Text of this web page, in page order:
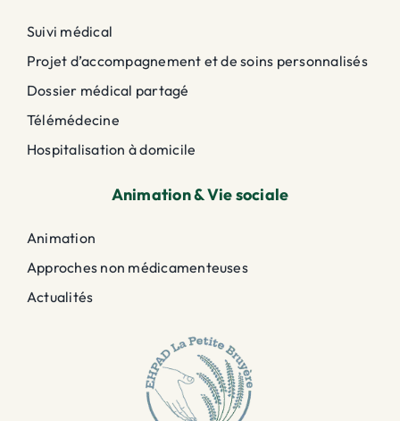
Suivi médical
Projet d’accompagnement et de soins personnalisés
Dossier médical partagé
Télémédecine
Hospitalisation à domicile
Animation & Vie sociale
Animation
Approches non médicamenteuses
Actualités